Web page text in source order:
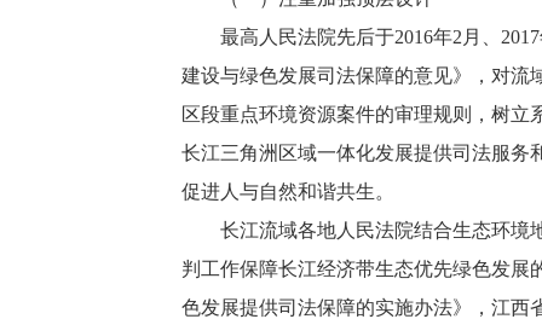
最高人民法院先后于2016年2月、2017
建设与绿色发展司法保障的意见》，对流
区段重点环境资源案件的审理规则，树立
长江三角洲区域一体化发展提供司法服务
促进人与自然和谐共生。
长江流域各地人民法院结合生态环境地
判工作保障长江经济带生态优先绿色发
色发展提供司法保障的实施办法》，江西